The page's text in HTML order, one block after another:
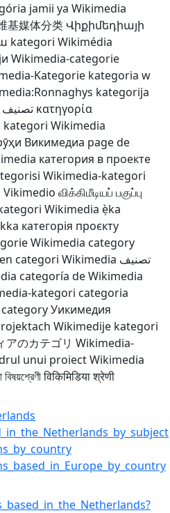
jamii ya Wikimedia
基媒体分类Վիքիմեդիայի
kategori Wikimédia
Wikimedia-categorie
Kategorie kategoria w
kategorija
تصنيف κατηγορία
kategori Wikimedia
Викимедиа page de
категория в проекте
Wikimedia-kategori
விக்கிமீடியப் பகுப்பு
Wikimedia ẹ̀ka
категорія проєкту
Wikimedia category
categori Wikimedia تصنيف
categoría de Wikimedia
kategori categoria
Уикимедия
Wikimedije kategori
アのカテゴリ Wikimedia-
unui proiect Wikimedia
বিষয়শ্রেণীविकिमिडिया श्रेणी